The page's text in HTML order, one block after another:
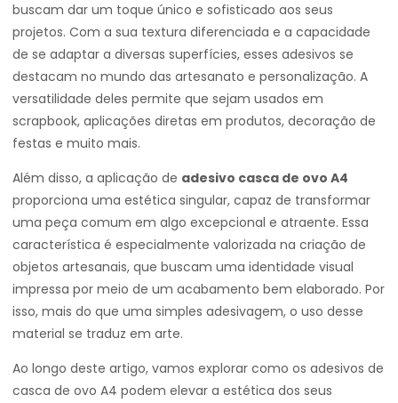
buscam dar um toque único e sofisticado aos seus
projetos. Com a sua textura diferenciada e a capacidade
de se adaptar a diversas superfícies, esses adesivos se
destacam no mundo das artesanato e personalização. A
versatilidade deles permite que sejam usados em
scrapbook, aplicações diretas em produtos, decoração de
festas e muito mais.
Além disso, a aplicação de adesivo casca de ovo A4
proporciona uma estética singular, capaz de transformar
uma peça comum em algo excepcional e atraente. Essa
característica é especialmente valorizada na criação de
objetos artesanais, que buscam uma identidade visual
impressa por meio de um acabamento bem elaborado. Por
isso, mais do que uma simples adesivagem, o uso desse
material se traduz em arte.
Ao longo deste artigo, vamos explorar como os adesivos de
casca de ovo A4 podem elevar a estética dos seus